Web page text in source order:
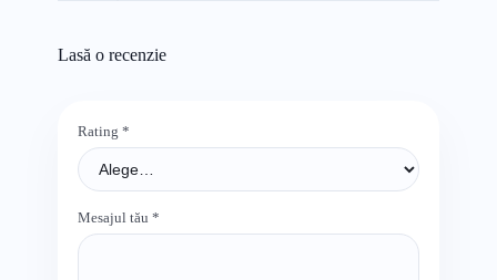
Lasă o recenzie
Rating *
Mesajul tău *